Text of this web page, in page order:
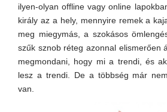
ilyen-olyan offline vagy online
király az a hely, mennyire remek a
meg miegymás, a szokásos
szűk sznob réteg azonnal elismerően
megmondani, hogy mi a trendi, és
lesz a trendi. De a többség már
van.